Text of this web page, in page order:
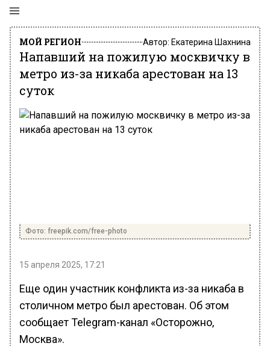
МОЙ РЕГИОН Автор: Екатерина Шахнина
Напавший на пожилую москвичку в
метро из-за никаба арестован на 13
суток
Фото: freepik.com/free-photo
15 апреля 2025, 17:21
Еще один участник конфликта из-за никаба в
столичном метро был арестован. Об этом
сообщает Telegram-канал «Осторожно,
Москва».